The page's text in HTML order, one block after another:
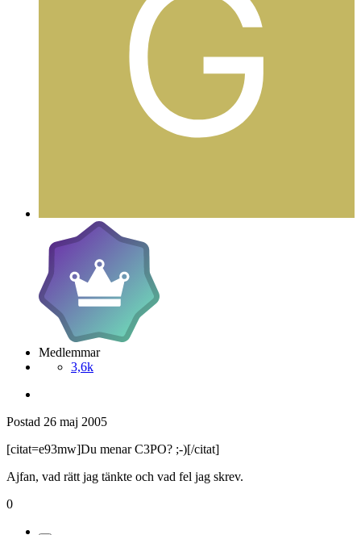
Medlemmar
3,6k
Postad 26 maj 2005
[citat=e93mw]Du menar C3PO? ;-)[/citat]
Ajfan, vad rätt jag tänkte och vad fel jag skrev.
0